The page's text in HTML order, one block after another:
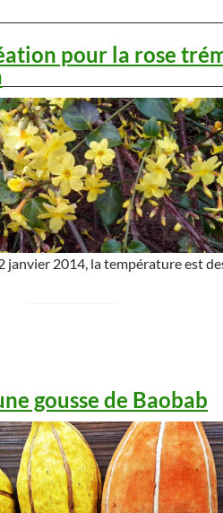
pour la rose
janvier 2014, la température est
gousse de Baobab